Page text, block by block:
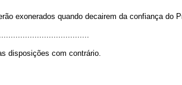
exonerados quando decairem da confiança do
disposições com contrário.